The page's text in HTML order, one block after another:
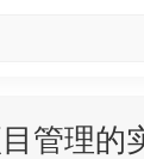
管理的